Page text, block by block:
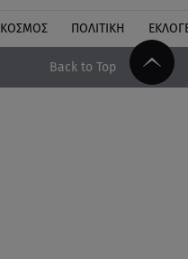
ΚΟΣΜΟΣ ΠΟΛΙΤΙΚΗ
Back to Top